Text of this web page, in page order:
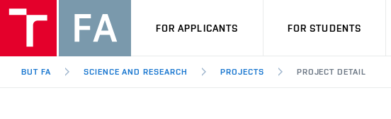
FOR APPLICANTS FOR STUDENTS
BUT FA SCIENCE AND RESEARCH PROJECTS PROJECT DETAIL